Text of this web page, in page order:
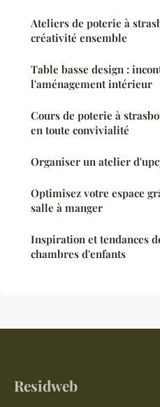
Ateliers de poterie à
créativité ensemble
Table basse design :
l'aménagement intérieur
Cours de poterie à
en toute convivialité
Organiser un atelier
Optimisez votre espace
salle à manger
Inspiration et tendances
chambres d'enfants
Residweb